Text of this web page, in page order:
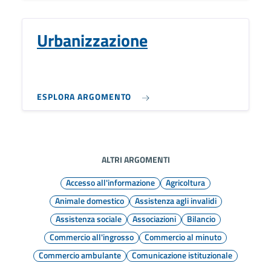
Urbanizzazione
ESPLORA ARGOMENTO
ALTRI ARGOMENTI
Accesso all'informazione
Agricoltura
Animale domestico
Assistenza agli invalidi
Assistenza sociale
Associazioni
Bilancio
Commercio all'ingrosso
Commercio al minuto
Commercio ambulante
Comunicazione istituzionale